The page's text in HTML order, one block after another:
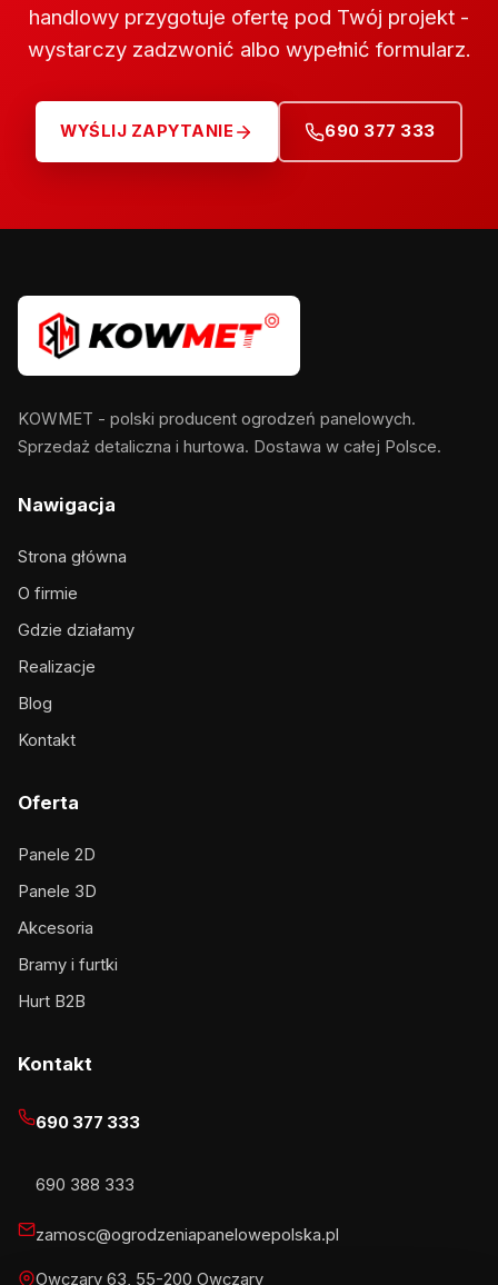
handlowy przygotuje ofertę pod Twój projekt -
wystarczy zadzwonić albo wypełnić formularz.
WYŚLIJ ZAPYTANIE 690 377 333
KOWMET - polski producent ogrodzeń panelowych.
Sprzedaż detaliczna i hurtowa. Dostawa w całej Polsce.
Nawigacja
Strona główna
O firmie
Gdzie działamy
Realizacje
Blog
Kontakt
Oferta
Panele 2D
Panele 3D
Akcesoria
Bramy i furtki
Hurt B2B
Kontakt
690 377 333
690 388 333
zamosc@ogrodzeniapanelowepolska.pl
Owczary 63, 55-200 Owczary